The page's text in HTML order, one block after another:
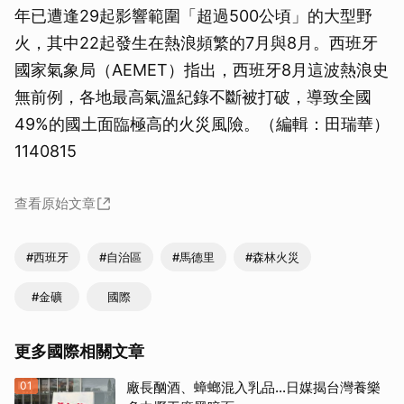
年已遭逢29起影響範圍「超過500公頃」的大型野
火，其中22起發生在熱浪頻繁的7月與8月。西班牙
國家氣象局（AEMET）指出，西班牙8月這波熱浪史
無前例，各地最高氣溫紀錄不斷被打破，導致全國
49%的國土面臨極高的火災風險。（編輯：田瑞華）
1140815
查看原始文章
#西班牙 #自治區 #馬德里 #森林火災
#金礦 國際
更多國際相關文章
01
廠長酗酒、蟑螂混入乳品...日媒揭台灣養樂